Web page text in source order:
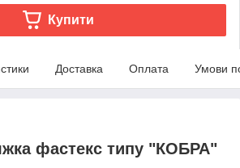
Купити
Доставка Оплата Умови
фастекс типу "КОБРА"